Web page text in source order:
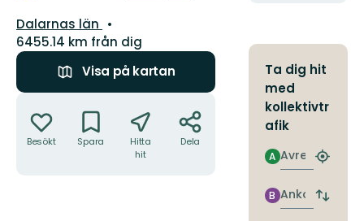
Län:
Dalarnas län
6455.14 km från dig
Visa på kartan
Besökt Spara
Hitta
hit
Dela
Ta dig hit
med
kollektivtr
afik
Avresa
A
Hitta
Ankomst
B
Byt